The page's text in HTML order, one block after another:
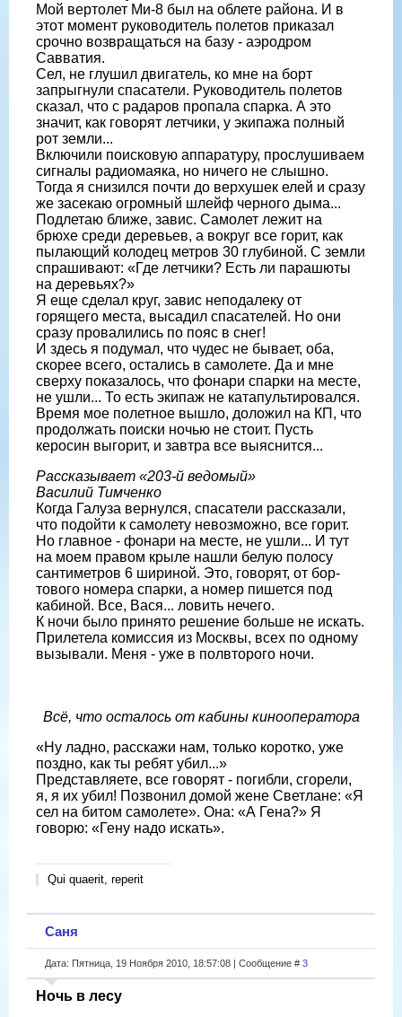
Мой вертолет Ми-8 был на облете рай­она. И в
этот момент руководитель поле­тов приказал
срочно возвращаться на ба­зу - аэродром
Савватия.
Сел, не глушил двигатель, ко мне на борт
запрыгнули спасатели. Руководи­тель полетов
сказал, что с радаров про­пала спарка. А это
значит, как говорят летчики, у экипажа полный
рот земли...
Включили поисковую аппаратуру, прослушиваем
сигналы радиомаяка, но ничего не слышно.
Тогда я снизил­ся почти до верхушек елей и сразу
же засекаю огромный шлейф черного ды­ма...
Подлетаю ближе, завис. Самолет лежит на
брюхе среди деревьев, а вок­руг все горит, как
пылающий колодец метров 30 глубиной. С земли
спраши­вают: «Где летчики? Есть ли парашюты
на деревьях?»
Я еще сделал круг, завис неподалеку от
горящего места, высадил спасателей. Но они
сразу провалились по пояс в снег!
И здесь я подумал, что чудес не быва­ет, оба,
скорее всего, остались в самоле­те. Да и мне
сверху показалось, что фонари спарки на месте,
не ушли... То есть экипаж не катапультировался.
Время мое полетное вышло, доложил на КП, что
продолжать поиски ночью не стоит. Пусть
керосин выгорит, и завтра все выяснится...
Рассказывает «203-й ведомый»
Василий Тимченко
Когда Галуза вернулся, спасатели рас­сказали,
что подойти к самолету невоз­можно, все горит.
Но главное - фонари на месте, не ушли... И тут
на моем пра­вом крыле нашли белую полосу
санти­метров 6 шириной. Это, говорят, от бор­
тового номера спарки, а номер пишется под
кабиной. Все, Вася... ловить нечего.
К ночи было принято решение боль­ше не искать.
Прилетела комиссия из Москвы, всех по одному
вызывали. Ме­ня - уже в полвторого ночи.
Всё, что осталось от кабины кинооператора
«Ну ладно, расскажи нам, только коротко, уже
поздно, как ты ребят убил...»
Представляете, все говорят - погиб­ли, сгорели,
я, я их убил! Позвонил до­мой жене Светлане: «Я
сел на битом са­молете». Она: «А Гена?» Я
говорю: «Гену надо искать».
Qui quaerit, reperit
Саня
Дата: Пятница, 19 Ноября 2010, 18:57:08 | Сообщение # 3
Ночь в лесу